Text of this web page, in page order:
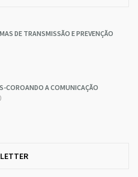
DE TRANSMISSÃO E PREVENÇÃO
COROANDO A COMUNICAÇÃO